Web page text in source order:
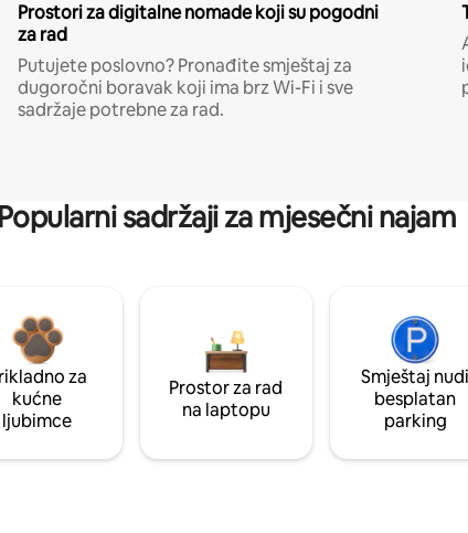
Prostori za digitalne nomade koji su pogodni
za rad
Putujete poslovno? Pronađite smještaj za
dugoročni boravak koji ima brz Wi-Fi i sve
sadržaje potrebne za rad.
Popularni sadržaji za mjesečni najam
za
kućne
ljubimce
Prostor za rad
na laptopu
Smještaj nudi
besplatan
parking